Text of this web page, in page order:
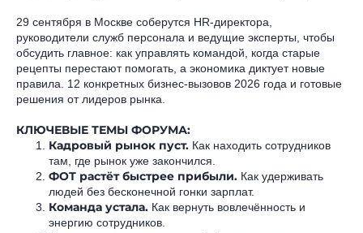
29 сентября в Москве соберутся HR-директора,
руководители служб персонала и ведущие эксперты, чтобы
обсудить главное: как управлять командой, когда старые
рецепты перестают помогать, а экономика диктует новые
правила. 12 конкретных бизнес-вызовов 2026 года и готовые
решения от лидеров рынка.
КЛЮЧЕВЫЕ ТЕМЫ ФОРУМА:
Кадровый рынок пуст. Как находить сотрудников
там, где рынок уже закончился.
ФОТ растёт быстрее прибыли. Как удерживать
людей без бесконечной гонки зарплат.
Команда устала. Как вернуть вовлечённость и
энергию сотрудников.